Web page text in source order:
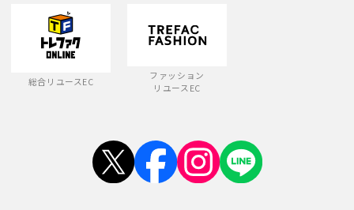
総合リユースEC
ファッション
リユースEC